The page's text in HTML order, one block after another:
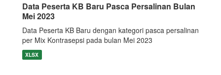
Data Peserta KB Baru Pasca Persalinan Bulan
Mei 2023
Data Peserta KB Baru dengan kategori pasca persalinan
per Mix Kontrasepsi pada bulan Mei 2023
XLSX